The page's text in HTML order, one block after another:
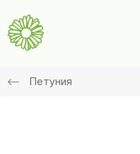
Петуния